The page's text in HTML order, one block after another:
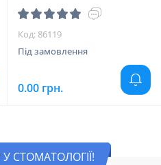
колір: зелений (VOCO/Воко)
Код: 86119
Під замовлення
0.00 грн.
СТОМАТОЛОГІЇ!